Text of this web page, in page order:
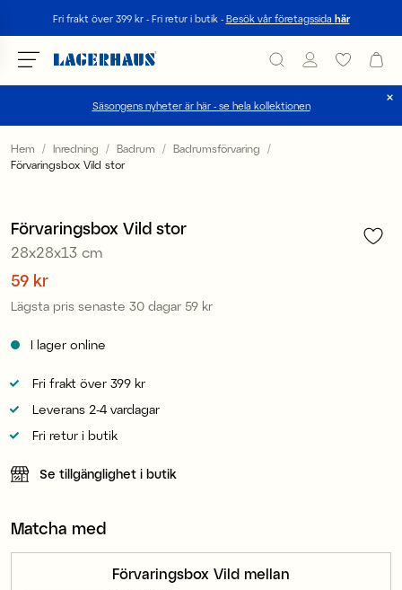
Fri frakt över 399 kr - Fri retur i butik - Besök vår företagssida här
Säsongens nyheter är här - se hela kollektionen
Välj språk / valuta
NO / NKR
Hem Inredning Badrum
Badrumsförvaring
Förvaringsbox Vild stor
Förvaringsbox Vild stor
28x28x13 cm
Pris:59 kr
59 kr
Lägsta pris senaste 30 dagar Pris:
59 kr
I lager online
Fri frakt över 399 kr
Leverans 2-4 vardagar
Fri retur i butik
Se tillgänglighet i butik
Matcha med
Förvaringsbox Vild mellan